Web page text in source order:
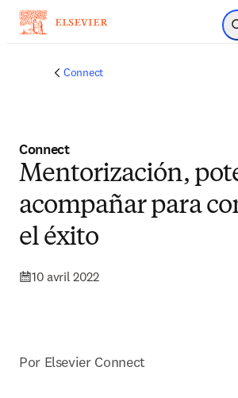
Passer
Connect
Connect
Mentorización,
acompañar para
el éxito
10 avril 2022
Por Elsevier Connect